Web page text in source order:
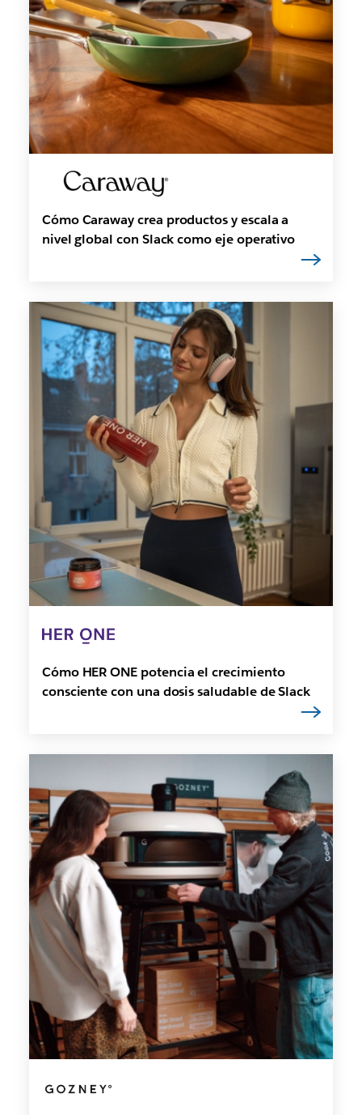
Cómo Caraway crea productos y escala a
nivel global con Slack como eje operativo
Cómo HER ONE potencia el crecimiento
consciente con una dosis saludable de Slack